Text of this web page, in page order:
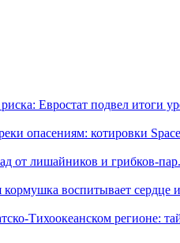
Евростат подвел итоги
опасениям: котировки
от лишайников и грибков-
воспитывает сердце
Тихоокеанском регионе: